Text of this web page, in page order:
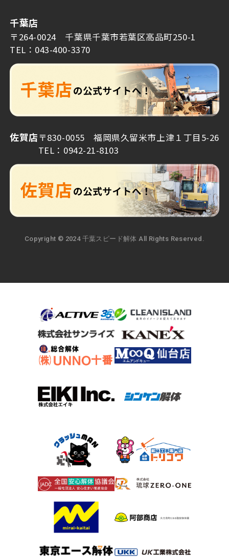
千葉店
〒264-0024 千葉県千葉市若葉区高品町250-1
TEL：043-400-3370
佐賀店〒830-0055 福岡県久留米市上津１丁目5-26
TEL：0942-21-8103
Copyright © 2024 千葉スピード解体 All Rights Reserved.